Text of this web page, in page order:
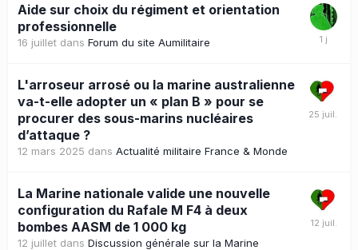
Aide sur choix du régiment et orientation
professionnelle
16 juillet dans Forum du site Aumilitaire
L'arroseur arrosé ou la marine australienne
va-t-elle adopter un « plan B » pour se
procurer des sous-marins nucléaires
d’attaque ?
12 mars 2025 dans Actualité militaire France & Monde
La Marine nationale valide une nouvelle
configuration du Rafale M F4 à deux
bombes AASM de 1 000 kg
12 juillet dans Discussion générale sur la Marine